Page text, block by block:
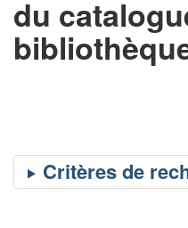
du